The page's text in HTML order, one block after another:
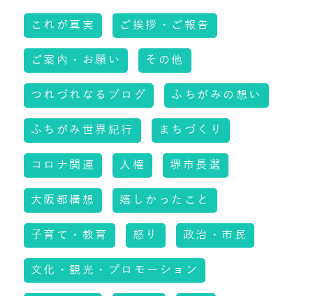
これが真実 ご挨拶・ご報告
ご案内・お願い その他
つれづれなるブログ ふちがみの想い
ふちがみ世界紀行 まちづくり
コロナ関連 人権 堺市長選
大阪都構想 嬉しかったこと
子育て・教育 怒り 政治・市民
文化・観光・プロモーション